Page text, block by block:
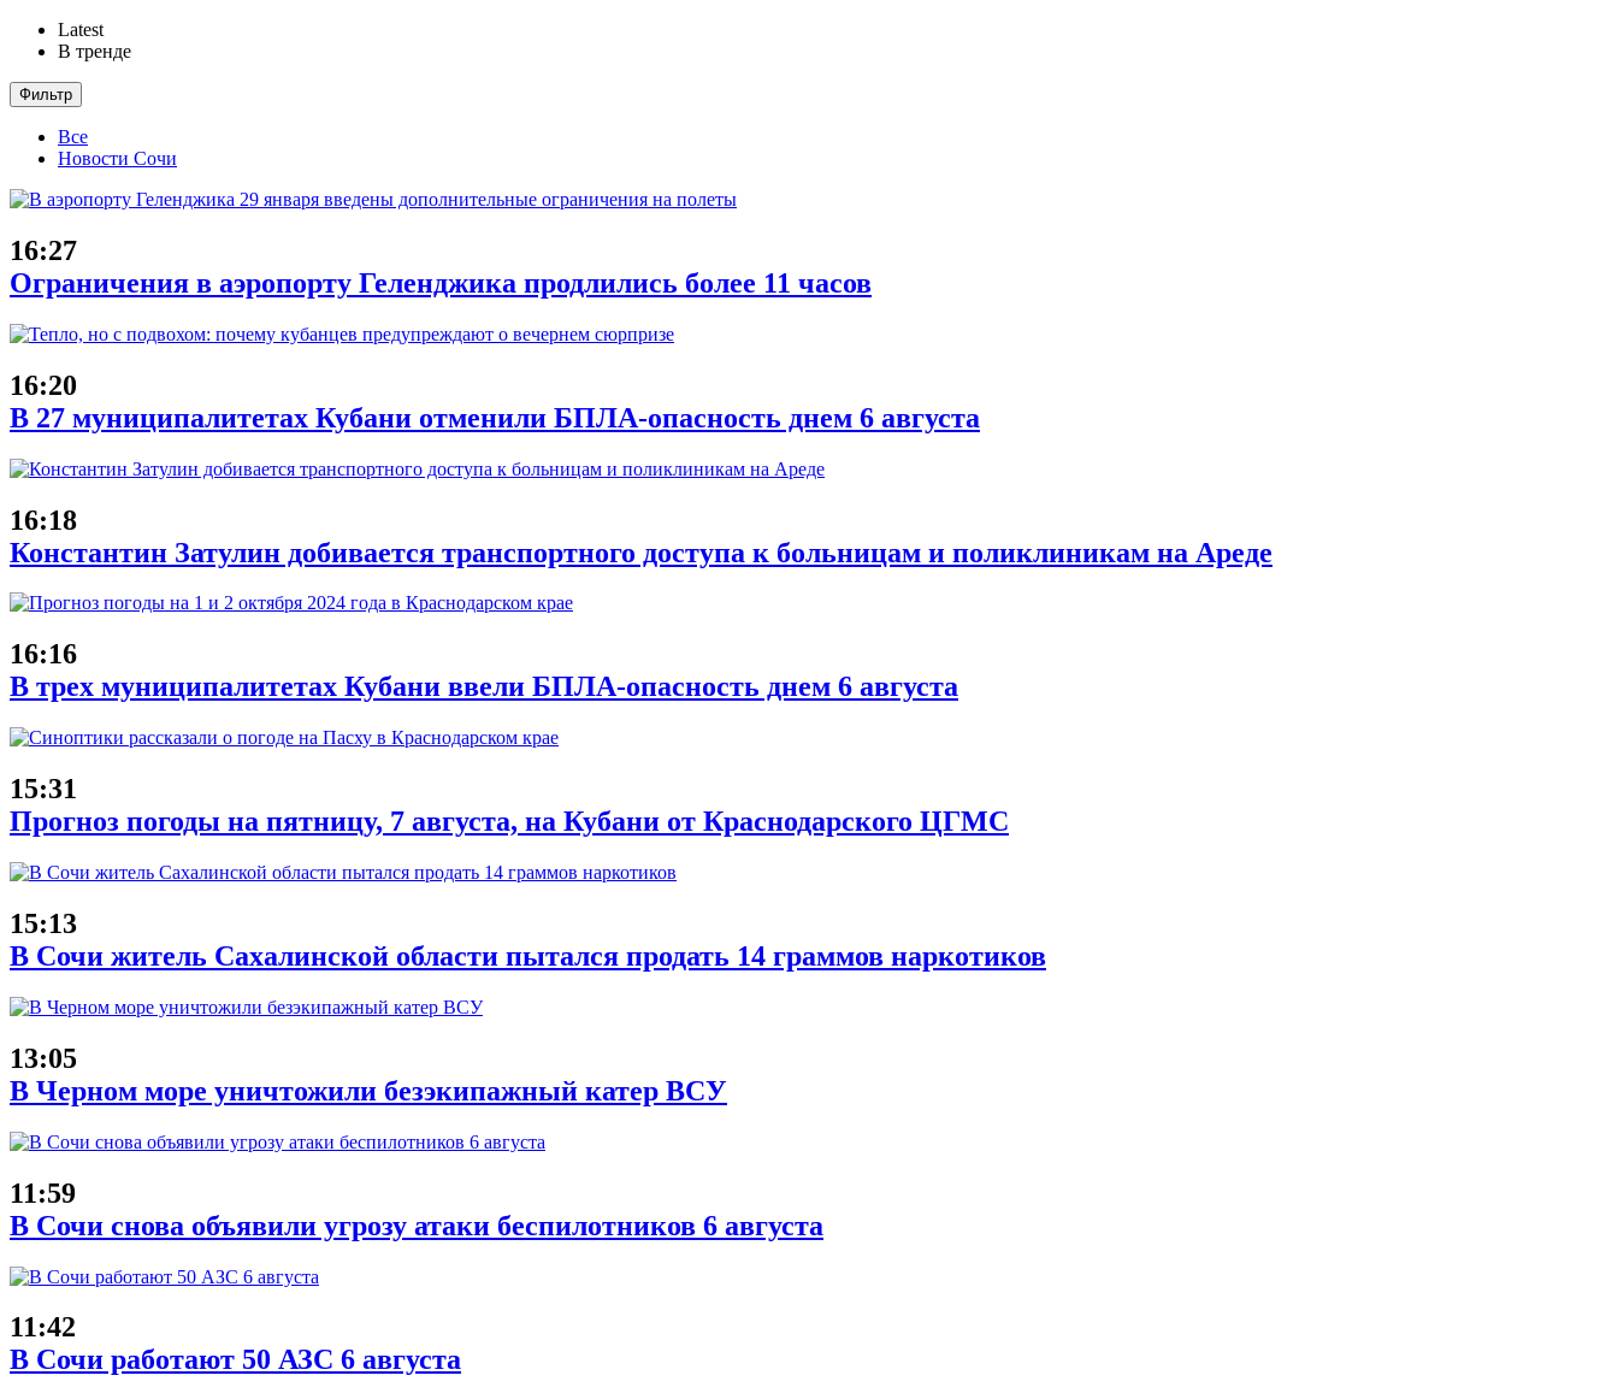
Latest
В тренде
Фильтр
Все
Новости Сочи
16:27
Ограничения в аэропорту Геленджика продлились более 11 часов
16:20
В 27 муниципалитетах Кубани отменили БПЛА-опасность днем 6 августа
16:18
Константин Затулин добивается транспортного доступа к больницам и поликлиникам на Ареде
16:16
В трех муниципалитетах Кубани ввели БПЛА-опасность днем 6 августа
15:31
Прогноз погоды на пятницу, 7 августа, на Кубани от Краснодарского ЦГМС
15:13
В Сочи житель Сахалинской области пытался продать 14 граммов наркотиков
13:05
В Черном море уничтожили безэкипажный катер ВСУ
11:59
В Сочи снова объявили угрозу атаки беспилотников 6 августа
11:42
В Сочи работают 50 АЗС 6 августа